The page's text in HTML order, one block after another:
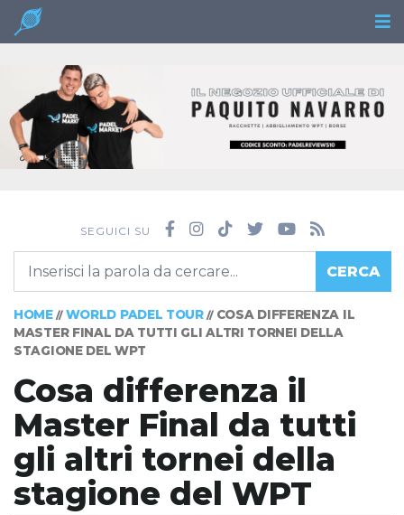
SEGUICI SU
CERCA
HOME// WORLD PADEL TOUR// COSA DIFFERENZA IL
MASTER FINAL DA TUTTI GLI ALTRI TORNEI DELLA
STAGIONE DEL WPT
Cosa differenza il
Master Final da tutti
gli altri tornei della
stagione del WPT